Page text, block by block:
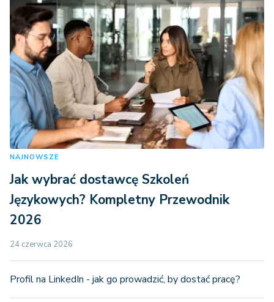
NAJNOWSZE
Jak wybrać dostawcę Szkoleń
Językowych? Kompletny Przewodnik
2026
24 czerwca 2026
Profil na LinkedIn - jak go prowadzić, by dostać pracę?